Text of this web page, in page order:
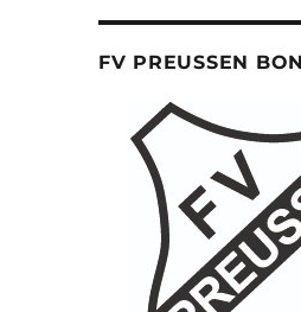
FV PREUSSEN